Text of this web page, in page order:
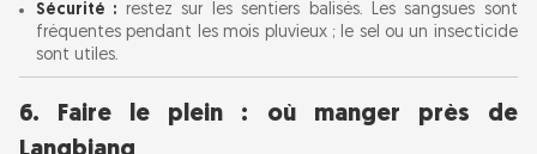
Sécurité : restez sur les sentiers balisés. Les sangsues sont
fréquentes pendant les mois pluvieux ; le sel ou un insecticide
sont utiles.
6. Faire le plein : où manger près de